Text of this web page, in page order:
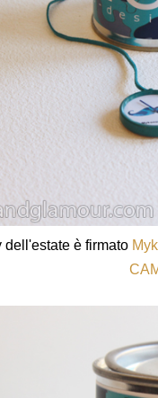
dell'estate è firmato